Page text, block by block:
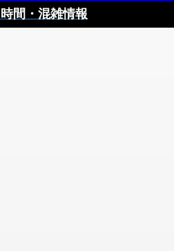
間・混雑情報